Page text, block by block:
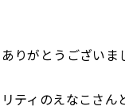
りがとうございま
ティのえなこさん